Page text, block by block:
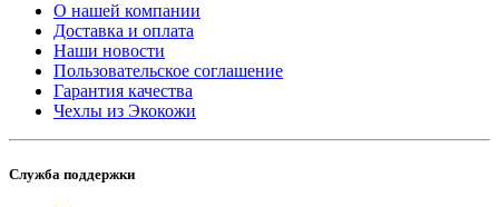
О нашей компании
Доставка и оплата
Наши новости
Пользовательское соглашение
Гарантия качества
Чехлы из Экокожи
Служба поддержки